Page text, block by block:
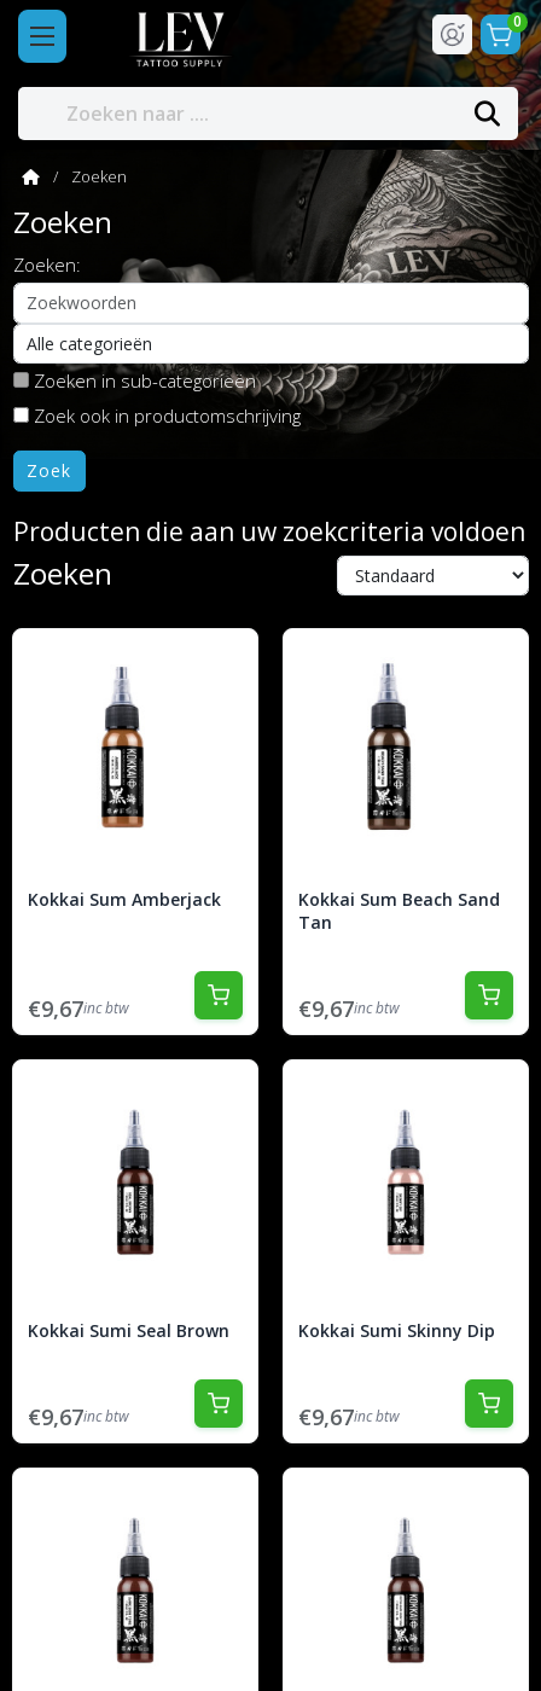
0
Zoeken
Zoeken
Zoeken:
Zoeken in sub-categorieën
Zoek ook in productomschrijving
Producten die aan uw zoekcriteria voldoen
Zoeken
Kokkai Sum Amberjack
€9,67inc btw
Kokkai Sum Beach Sand
Tan
€9,67inc btw
Kokkai Sumi Seal Brown
€9,67inc btw
Kokkai Sumi Skinny Dip
€9,67inc btw